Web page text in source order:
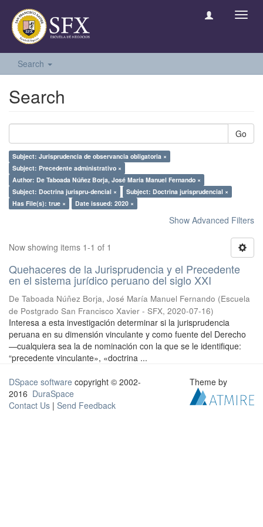
Search
Search
Go
Subject: Jurisprudencia de observancia obligatoria ×
Subject: Precedente administrativo ×
Author: De Taboada Núñez Borja, José María Manuel Fernando ×
Subject: Doctrina jurispru-dencial ×
Subject: Doctrina jurisprudencial ×
Has File(s): true ×
Date issued: 2020 ×
Show Advanced Filters
Now showing items 1-1 of 1
Quehaceres de la Jurisprudencia y el Precedente
en el sistema jurídico peruano del siglo XXI
De Taboada Núñez Borja, José María Manuel Fernando (Escuela
de Postgrado San Francisco Xavier - SFX, 2020-07-16)
Interesa a esta investigación determinar si la jurisprudencia
peruana en su dimensión vinculante y como fuente del Derecho
—cualquiera sea la de nominación con la que se le identifique:
“precedente vinculante», «doctrina ...
DSpace software copyright © 2002-
2016 DuraSpace
Contact Us | Send Feedback
Theme by